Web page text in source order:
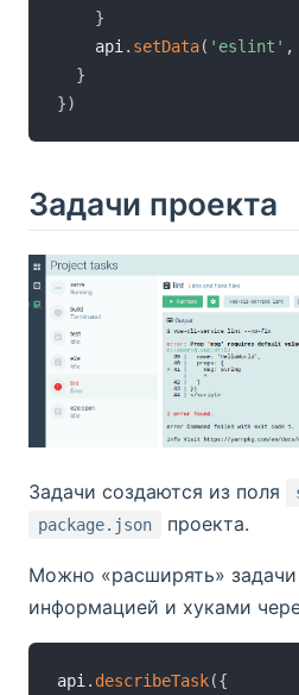
}
    api
. setData( 'eslint' ,
}
})
Задачи проекта
Задачи создаются из поля
package.json проекта.
Можно «расширять»
информацией и хуками
api . describeTask({